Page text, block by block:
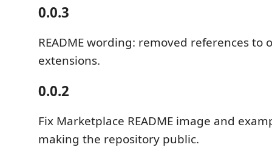
0.0.3
README wording: removed references to
extensions.
0.0.2
Fix Marketplace README image and
making the repository public.